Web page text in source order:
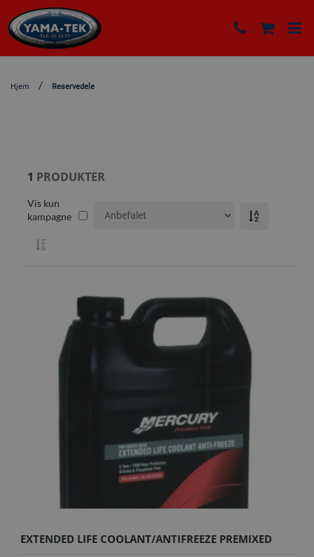
Hjem Reservedele
1 PRODUKTER
Vis kun
kampagne
EXTENDED LIFE COOLANT/ANTIFREEZE PREMIXED